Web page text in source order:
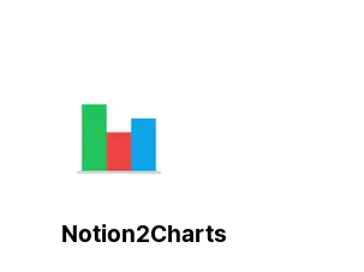
Notion2Charts